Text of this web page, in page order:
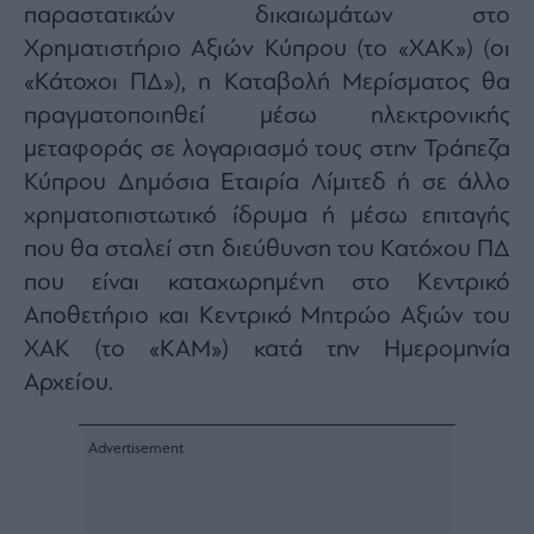
agree
to
our
Terms
and
Privacy
You
can
opt
out
at
any
This
site
protected
reCAPTCHA
the
Google
Privacy
Policy
and
Terms
of
παραστατικών δικαιωμάτων στο
Χρηματιστήριο Αξιών Κύπρου (το «ΧΑΚ») (οι
«Κάτοχοι ΠΔ»), η Καταβολή Μερίσματος θα
πραγματοποιηθεί μέσω ηλεκτρονικής
μεταφοράς σε λογαριασμό τους στην Τράπεζα
Κύπρου Δημόσια Εταιρία Λίμιτεδ ή σε άλλο
χρηματοπιστωτικό ίδρυμα ή μέσω επιταγής
που θα σταλεί στη διεύθυνση του Κατόχου ΠΔ
που είναι καταχωρημένη στο Κεντρικό
Αποθετήριο και Κεντρικό Μητρώο Αξιών του
ΧΑΚ (το «ΚΑΜ») κατά την Ημερομηνία
Αρχείου.